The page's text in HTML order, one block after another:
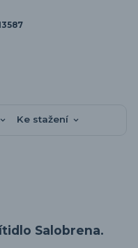
Ke stažení
Salobrena.